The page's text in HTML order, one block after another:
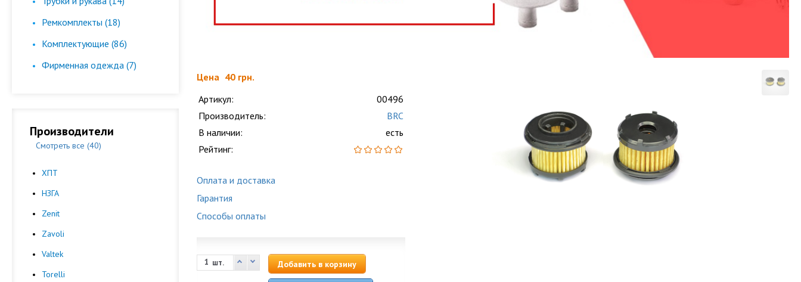
Ремкомплекты (18)
Комплектующие (86)
Фирменная одежда (7)
Производители
Смотреть все (40)
ХПТ
НЗГА
Zenit
Zavoli
Valtek
Torelli
Цена 40 грн.
Артикул:
00496
Производитель:
BRC
В наличии:
есть
Рейтинг:
Оплата и доставка
Гарантия
Способы оплаты
шт. Добавить в корзину